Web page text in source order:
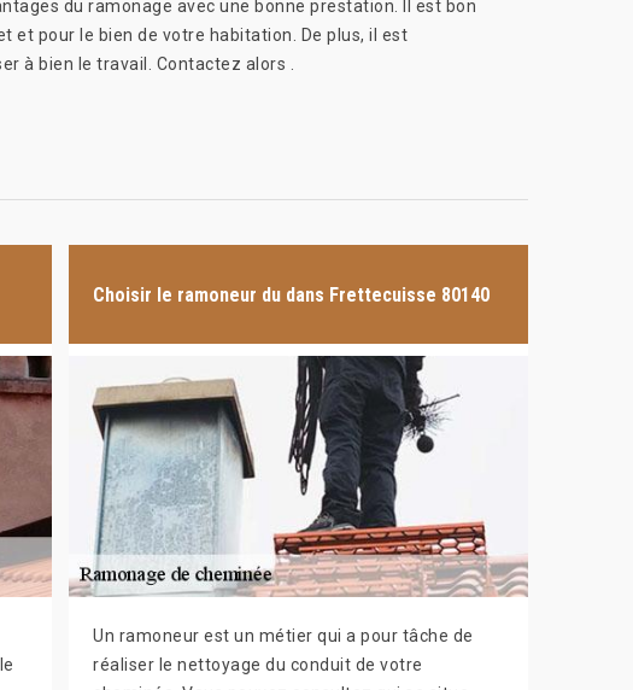
du ramonage avec une bonne prestation. Il est bon
et pour le bien de votre habitation. De plus, il est
à bien le travail. Contactez alors .
Choisir le ramoneur du dans Frettecuisse 80140
Un ramoneur est un métier qui a pour tâche de
réaliser le nettoyage du conduit de votre